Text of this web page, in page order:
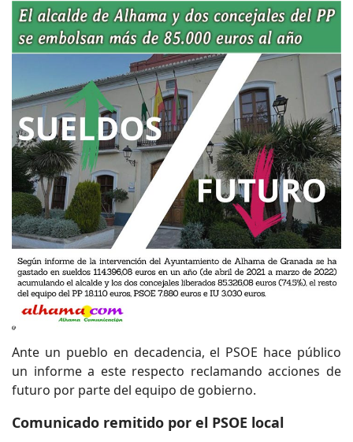
Ante un pueblo en decadencia, el PSOE hace público
un informe a este respecto reclamando acciones de
futuro por parte del equipo de gobierno.
Comunicado remitido por el PSOE local